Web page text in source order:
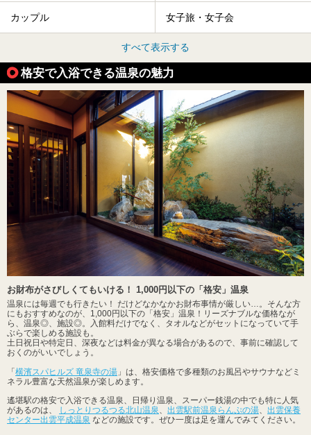
カップル 女子旅・女子会
すべて表示する
格安で入浴できる温泉の魅力
お財布がさびしくてもいける！ 1,000円以下の「格安」温泉
温泉には毎週でも行きたい！ だけどなかなかお財布事情が厳しい…。そんな方
にもおすすめなのが、1,000円以下の「格安」温泉！リーズナブルな価格なが
ら、温泉◎、施設◎。入館料だけでなく、タオルなどがセットになっていて手
ぶらで楽しめる施設も。
土日祝日や特定日、深夜などは料金が異なる場合があるので、事前に確認して
おくのがいいでしょう。
「横濱スパヒルズ 竜泉寺の湯 」は、格安価格で多種類のお風呂やサウナなどミ
ネラル豊富な天然温泉が楽しめます。
遙堪駅の格安で入浴できる温泉、日帰り温泉、スーパー銭湯の中でも特に人気
があるのは、
しっとりつるつる北山温泉 出雲駅前温泉らんぷの湯
出雲保養
センター出雲平成温泉 などの施設です。ぜひ一度は足を運んでみてください。